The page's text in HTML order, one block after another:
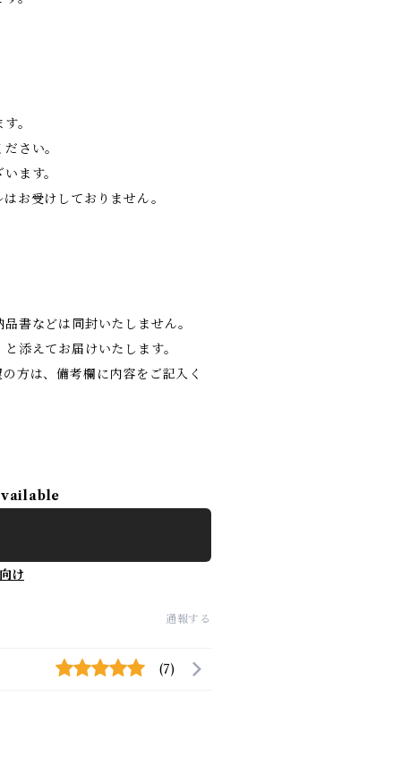
。
さい。
ます。
お受けしておりません。
書などは同封いたしません。
添えてお届けいたします。
方は、備考欄に内容をご記入く
け
通報する
(7)